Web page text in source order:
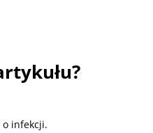
o infekcji.